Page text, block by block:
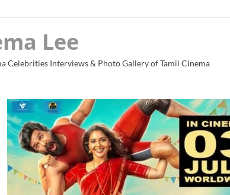
Lee
Celebrities Interviews & Photo Gallery of Tamil Cinema